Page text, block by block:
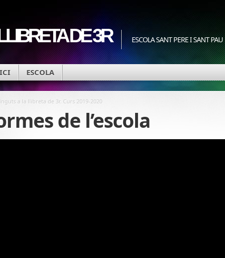
DE 3R ESCOLA SANT PERE I SANT PAU
ESCOLA
a la llibreta de 3r. Curs 2019-2020
de l’escola